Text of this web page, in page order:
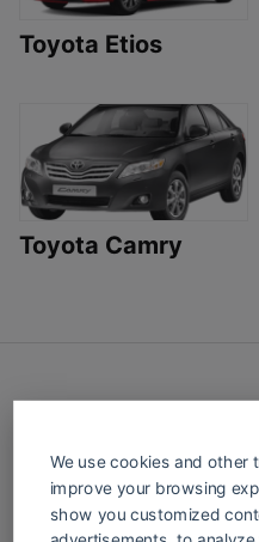
Toyota Etios
Toyota Camry
Cerrajería Fácil es
para todo lo
We use cookies and other
improve your browsing
show you customized